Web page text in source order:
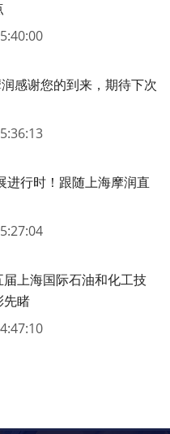
感谢您的到来，期待下次
进行时！跟随上海摩润直
上海国际石油和化工技
先睹